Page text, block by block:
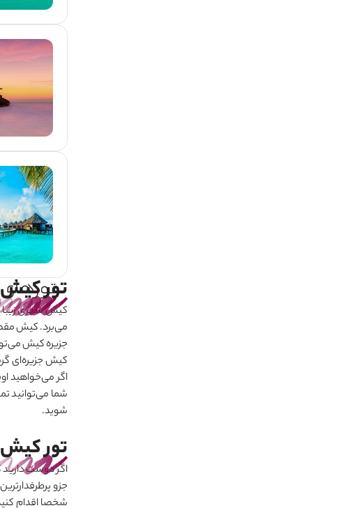
تور کیش
کیش شهری زیبا
میبرد. کیش
جزیره کیش می
کیش جزیره‌ای
اگر میخواهید
شما میتوانید
شوید.
تور
اگر دوست دارید
جزو
شخصا اقدام